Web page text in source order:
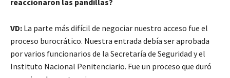
reaccionaron las pandillas?
VD: La parte más difícil de negociar nuestro acceso fue el
proceso burocrático. Nuestra entrada debía ser aprobada
por varios funcionarios de la Secretaría de Seguridad y el
Instituto Nacional Penitenciario. Fue un proceso que duró